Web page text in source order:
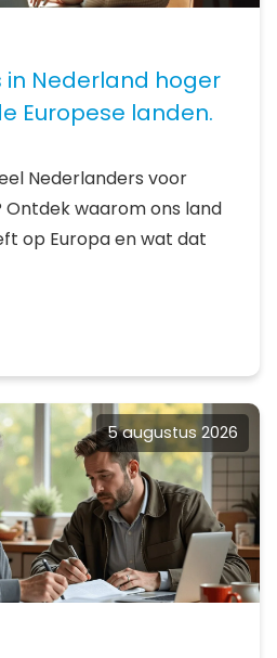
in Nederland hoger
Europese landen.
Nederlanders voor
waarom ons land
op Europa en wat dat
5 augustus 2026